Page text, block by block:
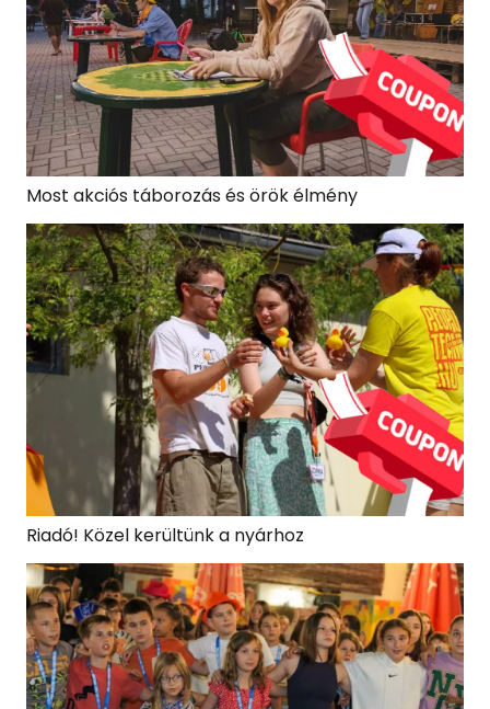
Most akciós táborozás és örök élmény
Riadó! Közel kerültünk a nyárhoz